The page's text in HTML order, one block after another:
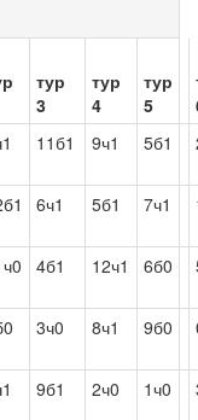
тур
3
тур
4
тур
5
11б1 9ч1 5б1
6ч1 5б1 7ч1
4б1 12ч1 6б0
3ч0 8ч1 9б0
9б1 2ч0 1ч0